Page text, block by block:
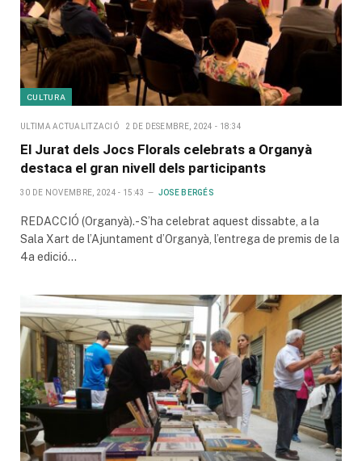
CULTURA
ULTIMA ACTUALITZACIÓ 2 DE DESEMBRE, 2024 - 18:34
El Jurat dels Jocs Florals celebrats a Organyà
destaca el gran nivell dels participants
30 DE NOVEMBRE, 2024 - 15:43 JOSE BERGÉS
REDACCIÓ (Organyà).- S’ha celebrat aquest dissabte, a la
Sala Xart de l’Ajuntament d’Organyà, l’entrega de premis de la
4a edició…